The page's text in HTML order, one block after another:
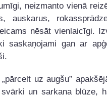
neizmanto vienā
auskarus,
nēsāt vienlaicīgi.
saskaņojami gan ar
uz augšu”
un sarkana blūze,